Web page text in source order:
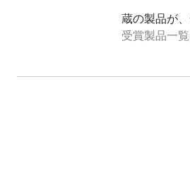
蔵の製品が
受賞製品一